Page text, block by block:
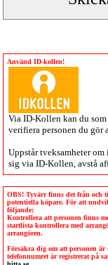
Använd ID-kollen!
Via ID-Kollen kan du
verifiera personen du gör
Uppstår tveksamheter
sig via ID-Kollen , avstå
OBS! Tyvärr finns det från och
potentiella köpare. För att
följande:
Kontrollera att personen finns
startlista kontrollera med
arrangören.
Försäkra dig om att personen
telefonnumret är registrerat på